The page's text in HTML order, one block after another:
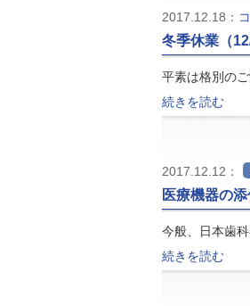
2017.12.18：
冬季休業（
平素は格別の
続きを読む
2017.12.12：
医療機器の
今般、日本歯
続きを読む